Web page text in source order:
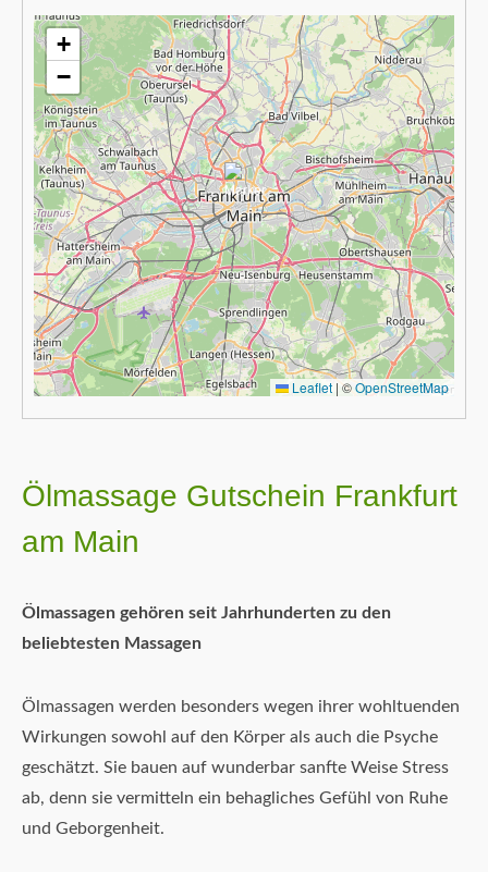
+
−
Leaflet |©OpenStreetMap
Ölmassage Gutschein Frankfurt
am Main
Ölmassagen gehören seit Jahrhunderten zu den
beliebtesten Massagen
Ölmassagen werden besonders wegen ihrer wohltuenden
Wirkungen sowohl auf den Körper als auch die Psyche
geschätzt. Sie bauen auf wunderbar sanfte Weise Stress
ab, denn sie vermitteln ein behagliches Gefühl von Ruhe
und Geborgenheit.